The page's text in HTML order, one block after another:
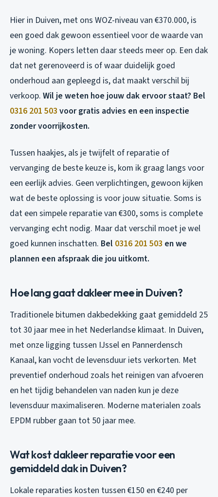
Hier in Duiven, met ons WOZ-niveau van €370.000, is
een goed dak gewoon essentieel voor de waarde van
je woning. Kopers letten daar steeds meer op. Een dak
dat net gerenoveerd is of waar duidelijk goed
onderhoud aan gepleegd is, dat maakt verschil bij
verkoop. Wil je weten hoe jouw dak ervoor staat? Bel
0316 201 503 voor gratis advies en een inspectie
zonder voorrijkosten.
Tussen haakjes, als je twijfelt of reparatie of
vervanging de beste keuze is, kom ik graag langs voor
een eerlijk advies. Geen verplichtingen, gewoon kijken
wat de beste oplossing is voor jouw situatie. Soms is
dat een simpele reparatie van €300, soms is complete
vervanging echt nodig. Maar dat verschil moet je wel
goed kunnen inschatten. Bel 0316 201 503 en we
plannen een afspraak die jou uitkomt.
Hoe lang gaat dakleer mee in Duiven?
Traditionele bitumen dakbedekking gaat gemiddeld 25
tot 30 jaar mee in het Nederlandse klimaat. In Duiven,
met onze ligging tussen IJssel en Pannerdensch
Kanaal, kan vocht de levensduur iets verkorten. Met
preventief onderhoud zoals het reinigen van afvoeren
en het tijdig behandelen van naden kun je deze
levensduur maximaliseren. Moderne materialen zoals
EPDM rubber gaan tot 50 jaar mee.
Wat kost dakleer reparatie voor een
gemiddeld dak in Duiven?
Lokale reparaties kosten tussen €150 en €240 per